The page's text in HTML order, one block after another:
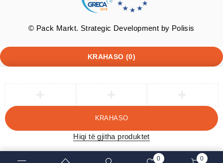
© Pack Markt. Strategic Development by Polisis
0 0
KRAHASO (0)
KRAHASO
Hiqi të gjitha produktet